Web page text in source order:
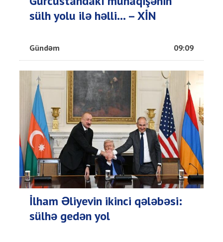
sülh yolu ilə həlli... – XİN
Gündəm 09:09
İlham Əliyevin ikinci qələbəsi:
sülhə gedən yol